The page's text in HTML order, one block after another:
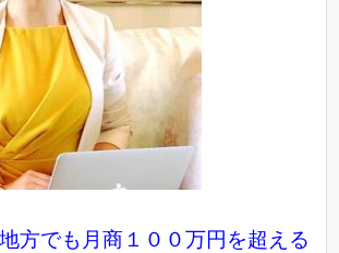
地方でも月商１００万円を超える